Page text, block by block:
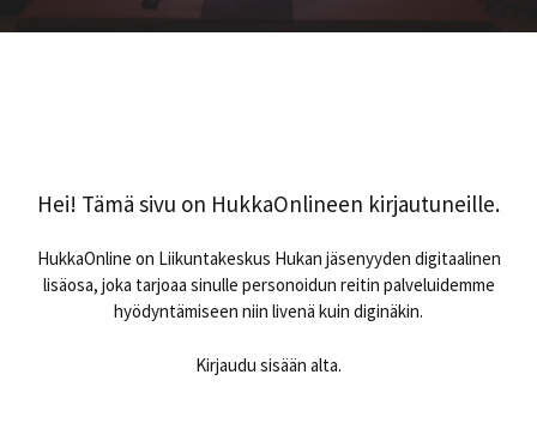
Hei! Tämä sivu on HukkaOnlineen kirjautuneille.
HukkaOnline on Liikuntakeskus Hukan jäsenyyden digitaalinen
lisäosa, joka tarjoaa sinulle personoidun reitin palveluidemme
hyödyntämiseen niin livenä kuin diginäkin.
Kirjaudu sisään alta.